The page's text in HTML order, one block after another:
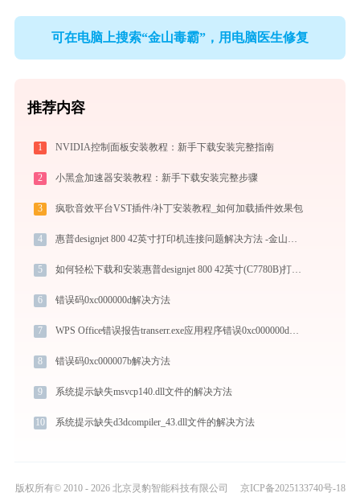
可在电脑上搜索“金山毒霸”，用电脑医生修复
推荐内容
1 NVIDIA控制面板安装教程：新手下载安装完整指南
2 小黑盒加速器安装教程：新手下载安装完整步骤
3 疯歌音效平台VST插件/补丁安装教程_如何加载插件效果包
4 惠普designjet 800 42英寸打印机连接问题解决方法 -金山毒霸
5 如何轻松下载和安装惠普designjet 800 42英寸(C7780B)打印机驱动？跟着这篇指南走
6 错误码0xc000000d解决方法
7 WPS Office错误报告transerr.exe应用程序错误0xc000000d解决方法
8 错误码0xc000007b解决方法
9 系统提示缺失msvcp140.dll文件的解决方法
10 系统提示缺失d3dcompiler_43.dll文件的解决方法
版权所有© 2010 - 2026 北京灵豹智能科技有限公司 京ICP备2025133740号-18